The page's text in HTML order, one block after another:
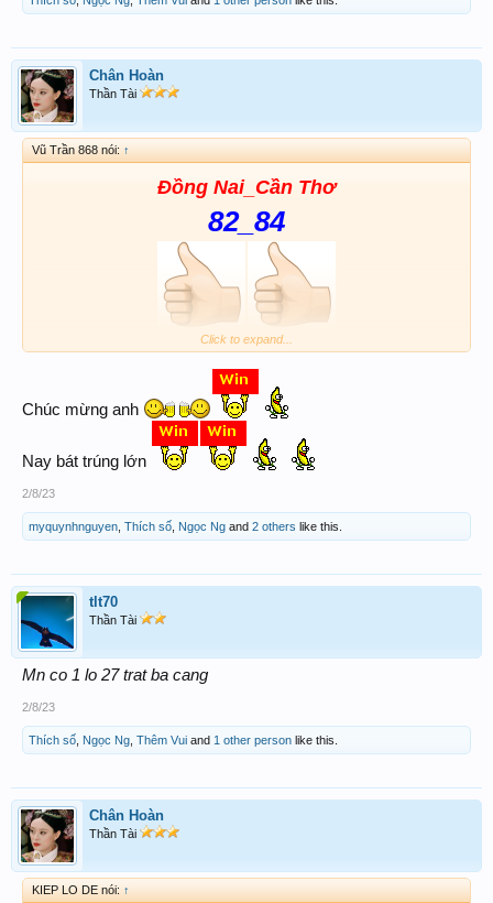
Chân Hoàn
Thần Tài
Vũ Trần 868 nói: ↑
Đồng Nai_Cần Thơ
82_84
Click to expand...
Chúc mừng anh
Nay bát trúng lớn
2/8/23
myquynhnguyen Thích số Ngọc Ng and 2 others like this.
tlt70
Thần Tài
Mn co 1 lo 27 trat ba cang
2/8/23
Thích số Ngọc Ng Thêm Vui and 1 other person like this.
Chân Hoàn
Thần Tài
KIEP LO DE nói: ↑